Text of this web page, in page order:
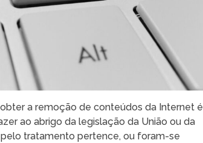
a remoção de conteúdos da Internet é
ao abrigo da legislação da União ou da
tratamento pertence, ou foram-se